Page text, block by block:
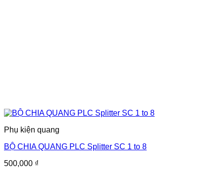
Phụ kiện quang
BỘ CHIA QUANG PLC Splitter SC 1 to 8
500,000 ₫